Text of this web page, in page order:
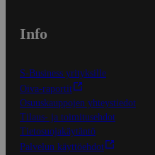
Info
S-Business yrityksille
Oiva-raportit
Osuuskauppojen yhteystiedot
Tilaus- ja toimitusehdot
Tietosuojakäytäntö
Palvelun käyttöehdot